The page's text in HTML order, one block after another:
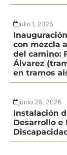
julio 1, 2026
con mezcla
del camino:
Álvarez
en tramos
junio 26, 2026
Instalación
Desarrollo e